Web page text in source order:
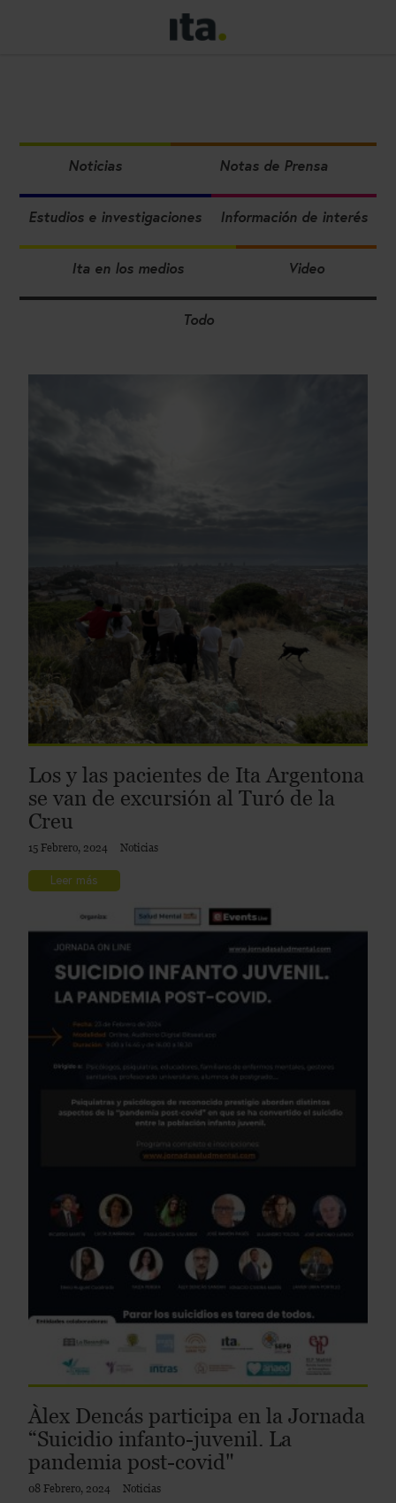
Noticias Notas de Prensa
Estudios e investigaciones Información de interés
Ita en los medios Video
Todo
Los y las pacientes de Ita Argentona
se van de excursión al Turó de la
Creu
15 Febrero, 2024 Noticias
Leer más
Àlex Dencás participa en la Jornada
“Suicidio infanto-juvenil. La
pandemia post-covid"
08 Febrero, 2024 Noticias